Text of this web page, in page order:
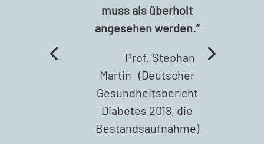
muss als überholt
angesehen werden.“
Prof. Stephan
Martin (Deutscher
Gesundheitsbericht
Diabetes 2018, die
Bestandsaufnahme)